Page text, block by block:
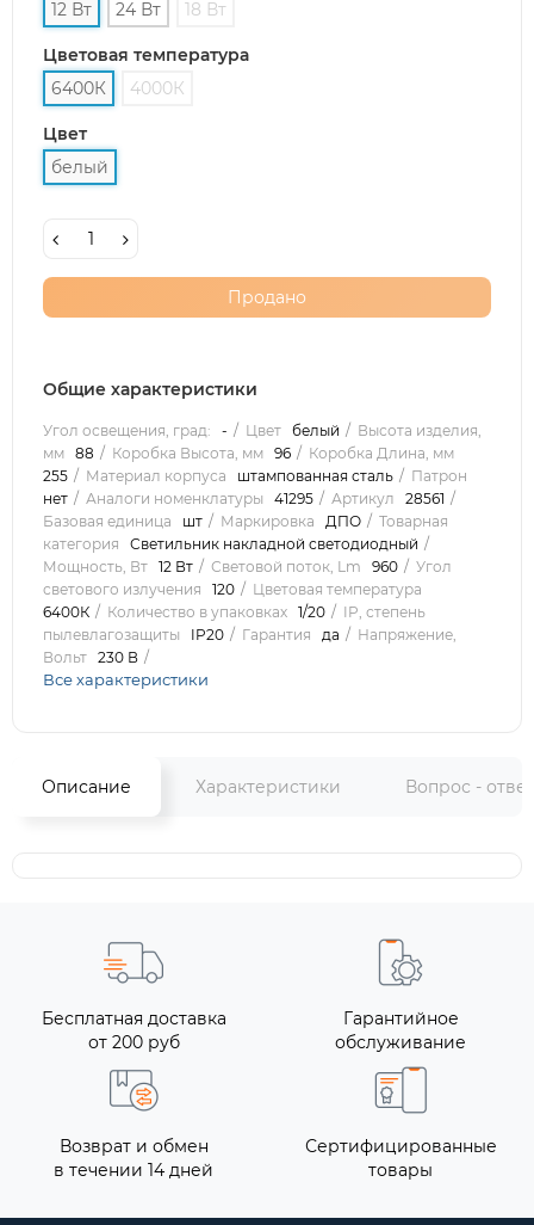
12 Вт
24 Вт 18 Вт
Цветовая температура
6400К
4000К
Цвет
белый
Продано
Общие характеристики
Угол освещения, град: - Цвет белый
Высота изделия,
мм 88 Коробка Высота, мм 96
Коробка Длина, мм
255
Материал корпуса штампованная сталь
Патрон
нет
Аналоги номенклатуры 41295 Артикул
28561
Базовая единица
шт Маркировка ДПО
Товарная
категория
Светильник накладной светодиодный
Мощность, Вт 12 Вт Световой поток, Lm 960
Угол
светового излучения
120
Цветовая температура
6400К
Количество в упаковках 1/20
IP, степень
пылевлагозащиты
IP20 Гарантия да
Напряжение,
Вольт 230 В
Все характеристики
Описание Характеристики Вопрос -
Бесплатная доставка
от 200 руб
Гарантийное
обслуживание
Возврат и обмен
в течении 14 дней
Сертифицированные
товары